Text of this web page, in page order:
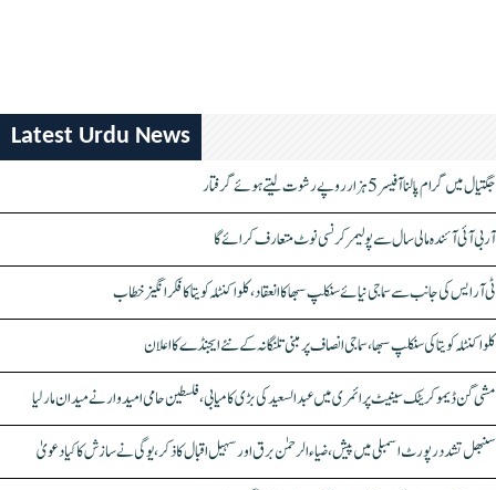
Latest Urdu News
جگتیال میں گرام پالنا آفیسر 5 ہزار روپے رشوت لیتے ہوئے گرفتار
آر بی آئی آئندہ مالی سال سے پولیمر کرنسی نوٹ متعارف کرائے گا
ٹی آر ایس کی جانب سے سماجی نیائے سنکلپ سبھا کا انعقاد، کلواکنٹلہ کویتا کا فکر انگیز خطاب
کلواکنٹلہ کویتا کی سنکلپ سبھا، سماجی انصاف پر مبنی تلنگانہ کے نئے ایجنڈے کا اعلان
مشی گن ڈیموکریٹک سینیٹ پرائمری میں عبدالسعید کی بڑی کامیابی، فلسطین حامی امیدوار نے میدان مار لیا
سنبھل تشدد رپورٹ اسمبلی میں پیش، ضیاء الرحمٰن برق اور سہیل اقبال کا ذکر، یوگی نے سازش کا کیا دعویٰ